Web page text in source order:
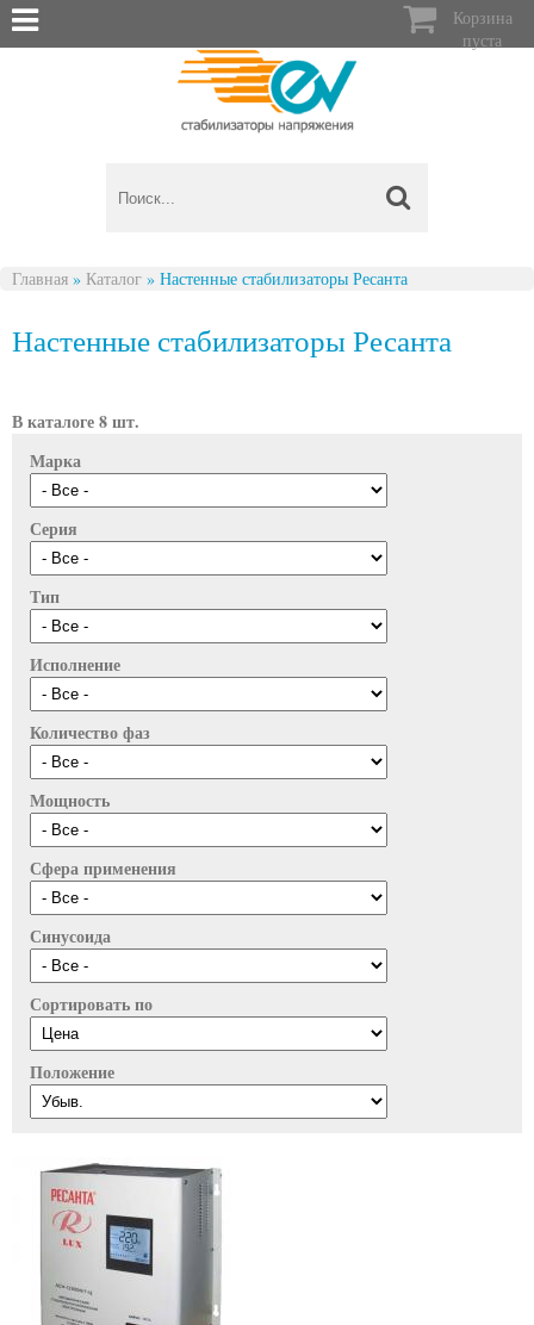

Корзина
пуста
Главная » Каталог » Настенные стабилизаторы Ресанта
Настенные стабилизаторы Ресанта
В каталоге 8 шт.
Марка
Серия
Тип
Исполнение
Количество фаз
Мощность
Сфера применения
Синусоида
Сортировать по
Положение